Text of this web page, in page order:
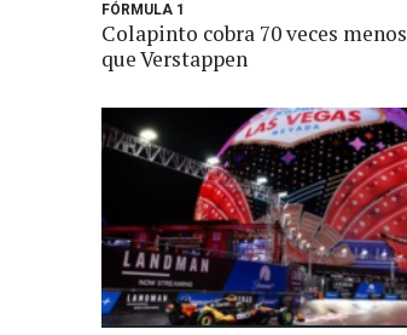
FÓRMULA 1
Colapinto cobra 70 veces menos
que Verstappen